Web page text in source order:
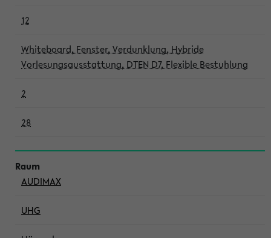
12
Whiteboard, Fenster, Verdunklung, Hybride
Vorlesungsausstattung, DTEN D7, Flexible Bestuhlung
2
28
AUDIMAX
UHG